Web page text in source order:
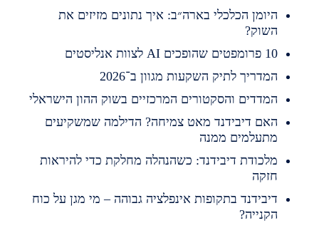
הכלכלי בארה״ב: איך נתונים מזיזים את
לתיק השקעות מגוון ב־2026
והסקטורים המרכזיים בשוק ההון הישראלי
דיבידנד מאט צמיחה? הדילמה שמשקיעים
ממנה
דיבידנד: כשהנהלה מחלקת כדי להיראות
בתקופות אינפלציה גבוהה – מי מגן על כוח